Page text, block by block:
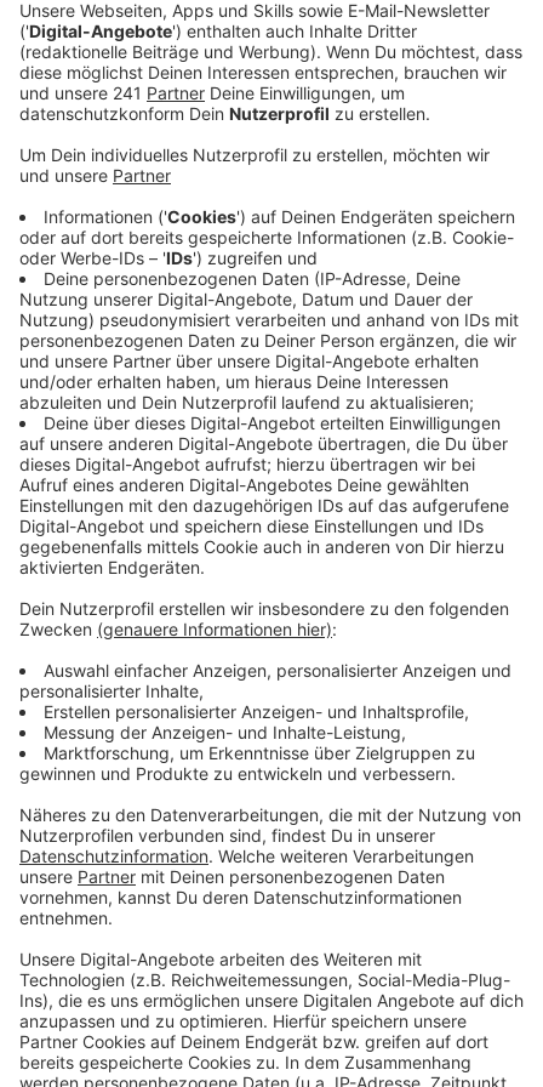
Veröffentlicht:Dienstag, 21.02.2023 06:50
Anzeige
Für den neuen Mietspiegel muss die Stadt aktuelle
diesen Tagen von der Stadt Post erhalten - ebenso
wie 2.500 Eigentümer von Mietwohnungen. Die
Betroffenen müssen einen Fragebogen zur
gemieteten oder vermieteten Wohnung ausfüllen.
Dabei geht es unter anderem auch um die Miethöhe.
Der neue Mietspiegel wird nach wissenschaftlichen
Grundsätzen alle zwei Jahre erarbeitet und liefert ein
differenziertes Bild der bestehenden Mieten in
Leverkusen. Dabei werden Fragen beantwortet wie
"Wie hoch ist die ortsübliche Vergleichsmiete?" oder
"Welche Spannen sind an den unterschiedlichen
Standorten vorhanden?". Für Mieter in Leverkusen ist
Stadt vergleichen und einschätzen zu können.
Anzeige
Weitere Meldungen aus Leverkusen
Bilanz: Jecken feiern friedlich Karneval in Leverkusen
Hundesteuer wird zur Mitte des Jahres fällig
Sirenen sollen auch Kindergartenkinder warnen
Anzeige